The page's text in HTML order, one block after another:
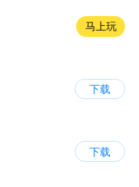
马上玩
下载
下载